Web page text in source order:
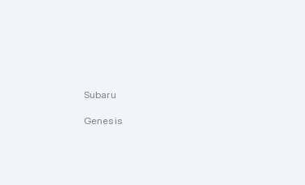
Subaru
Genesis